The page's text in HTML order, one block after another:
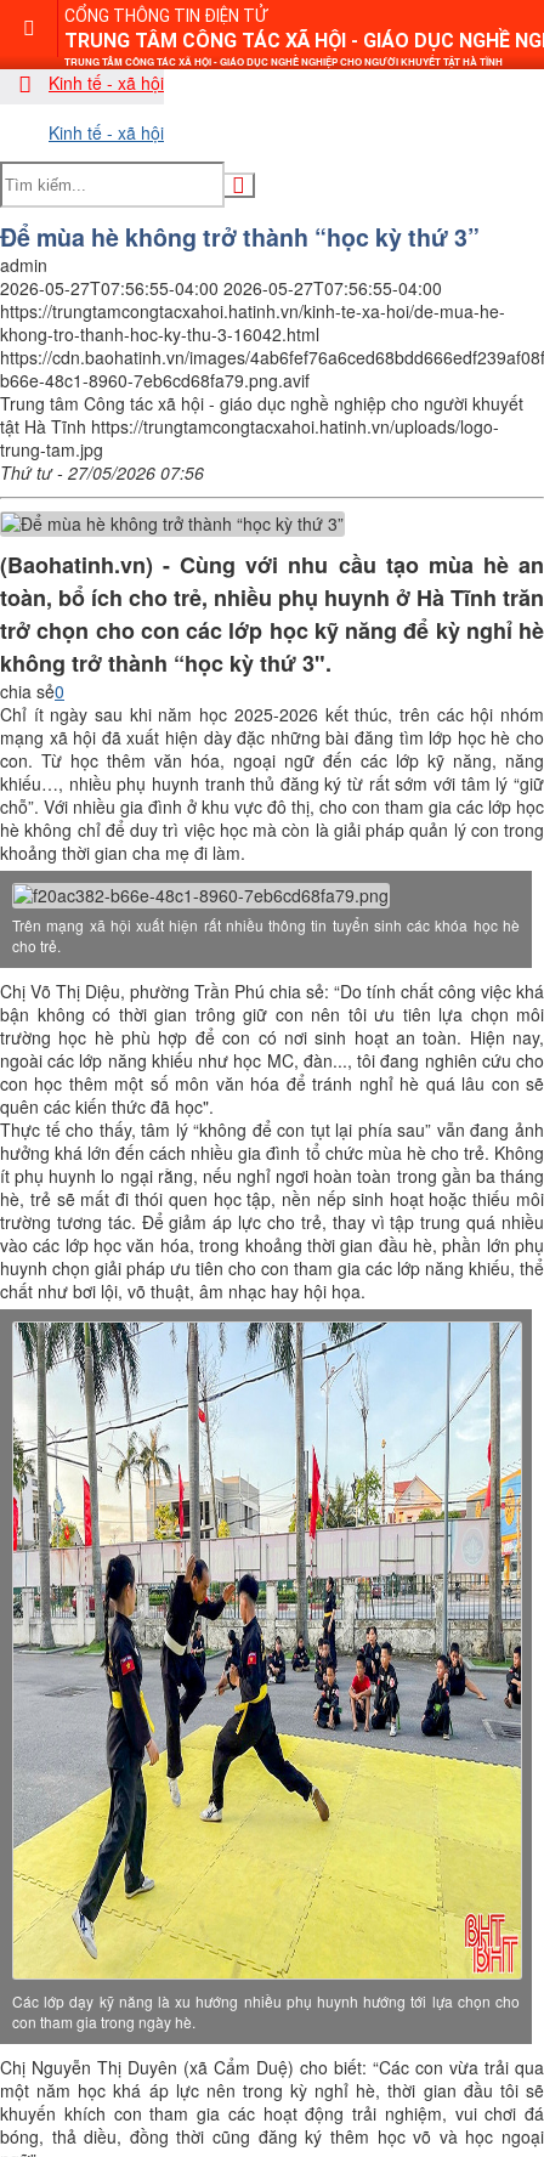
CỔNG THÔNG TIN ĐIỆN TỬ
TRUNG TÂM CÔNG TÁC XÃ HỘI - GIÁO DỤC NGHỀ
TRUNG TÂM CÔNG TÁC XÃ HỘI - GIÁO DỤC NGHỀ NGHIỆP CHO NGƯỜI KHUYẾT TẬT HÀ TĨNH
Kinh tế - xã hội
Kinh tế - xã hội
Để mùa hè không trở thành “học kỳ thứ 3”
admin
2026-05-27T07:56:55-04:00 2026-05-27T07:56:55-04:00
https://trungtamcongtacxahoi.hatinh.vn/kinh-te-xa-hoi/de-mua-he-
khong-tro-thanh-hoc-ky-thu-3-16042.html
https://cdn.baohatinh.vn/images/
b66e-48c1-8960-7eb6cd68fa79.png.avif
Trung tâm Công tác xã hội - giáo dục nghề nghiệp cho người khuyết
tật Hà Tĩnh https://trungtamcongtacxahoi.hatinh.vn/uploads/logo-
trung-tam.jpg
Thứ tư - 27/05/2026 07:56
(Baohatinh.vn) - Cùng với nhu cầu tạo mùa hè an
toàn, bổ ích cho trẻ, nhiều phụ huynh ở Hà Tĩnh trăn
trở chọn cho con các lớp học kỹ năng để kỳ nghỉ hè
không trở thành “học kỳ thứ 3".
chia sẻ0
Chỉ ít ngày sau khi năm học 2025-2026 kết thúc, trên các hội nhóm
mạng xã hội đã xuất hiện dày đặc những bài đăng tìm lớp học hè cho
con. Từ học thêm văn hóa, ngoại ngữ đến các lớp kỹ năng, năng
khiếu…, nhiều phụ huynh tranh thủ đăng ký từ rất sớm với tâm lý “giữ
chỗ”. Với nhiều gia đình ở khu vực đô thị, cho con tham gia các lớp học
hè không chỉ để duy trì việc học mà còn là giải pháp quản lý con trong
khoảng thời gian cha mẹ đi làm.​
Trên mạng xã hội xuất hiện rất nhiều thông tin tuyển sinh các khóa học hè
cho trẻ.
Chị Võ Thị Diệu, phường Trần Phú chia sẻ: “Do tính chất công việc khá
bận không có thời gian trông giữ con nên tôi ưu tiên lựa chọn môi
trường học hè phù hợp để con có nơi sinh hoạt an toàn. Hiện nay,
ngoài các lớp năng khiếu như học MC, đàn..., tôi đang nghiên cứu cho
con học thêm một số môn văn hóa để tránh nghỉ hè quá lâu con sẽ
quên các kiến thức đã học".
Thực tế cho thấy, tâm lý “không để con tụt lại phía sau” vẫn đang ảnh
hưởng khá lớn đến cách nhiều gia đình tổ chức mùa hè cho trẻ. Không
ít phụ huynh lo ngại rằng, nếu nghỉ ngơi hoàn toàn trong gần ba tháng
hè, trẻ sẽ mất đi thói quen học tập, nền nếp sinh hoạt hoặc thiếu môi
trường tương tác. Để giảm áp lực cho trẻ, thay vì tập trung quá nhiều
vào các lớp học văn hóa, trong khoảng thời gian đầu hè, phần lớn phụ
huynh chọn giải pháp ưu tiên cho con tham gia các lớp năng khiếu, thể
chất như bơi lội, võ thuật, âm nhạc hay hội họa.
Các lớp dạy kỹ năng là xu hướng nhiều phụ huynh hướng tới lựa chọn cho
con tham gia trong ngày hè.
Chị Nguyễn Thị Duyên (xã Cẩm Duệ) cho biết: “Các con vừa trải qua
một năm học khá áp lực nên trong kỳ nghỉ hè, thời gian đầu tôi sẽ
khuyến khích con tham gia các hoạt động trải nghiệm, vui chơi đá
bóng, thả diều, đồng thời cũng đăng ký thêm học võ và học ngoại